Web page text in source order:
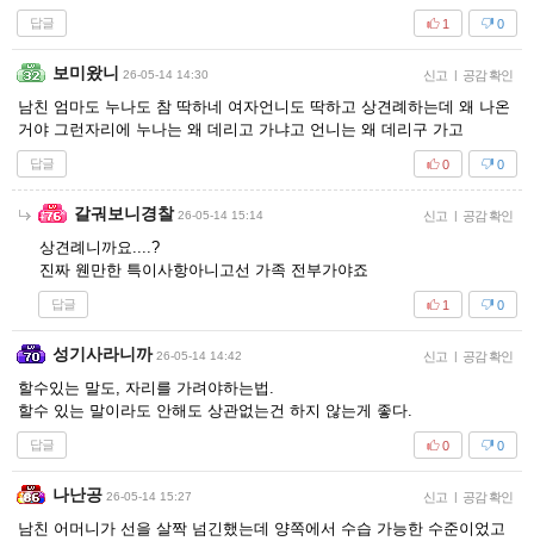
답글 0
1
보미왔니 26-05-14 14:30 신고 | 공감 확인
남친 엄마도 누나도 참 딱하네 여자언니도 딱하고 상견례하는데 왜 나온
거야 그런자리에 누나는 왜 데리고 가냐고 언니는 왜 데리구 가고
답글 0
0
갈궈보니경찰 26-05-14 15:14 신고 | 공감 확인
상견례니까요....?
진짜 웬만한 특이사항아니고선 가족 전부가야죠
답글 0
1
성기사라니까 26-05-14 14:42 신고 | 공감 확인
할수있는 말도, 자리를 가려야하는법.
할수 있는 말이라도 안해도 상관없는건 하지 않는게 좋다.
답글 0
0
나난공 26-05-14 15:27 신고 | 공감 확인
남친 어머니가 선을 살짝 넘긴했는데 양쪽에서 수습 가능한 수준이었고